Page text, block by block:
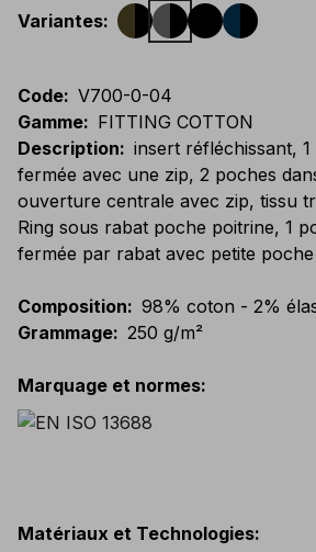
Variantes:
Code: V700-0-04
Gamme: FITTING COTTON
Description: insert réfléchissant,
fermée avec une zip, 2 poches
ouverture centrale avec zip, tissu
Ring sous rabat poche poitrine, 1
fermée par rabat avec petite
Composition: 98% coton - 2%
Grammage: 250 g/m²
Marquage et normes:
Matériaux et Technologies: